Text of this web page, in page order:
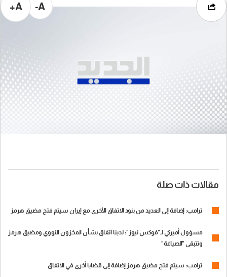
A-
A+
مقالات ذات صلة
‏ترامب: إضافة إلى العديد من بنود الاتفاق الأخرى مع إيران سيتم فتح مضيق هرمز
مسؤول أميركي لـ"فوكس نيوز": لدينا اتفاق بشأن المخزون النووي ومضيق هرمز
وتتبقى "الصياغة"
ترامب: سيتم فتح مضيق هرمز إضافة إلى قضايا أخرى في الاتفاق